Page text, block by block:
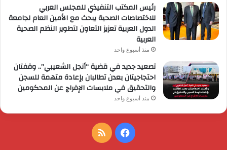
رئيس المكتب التنفيذي للمجلس العربي
للاختصاصات الصحية يبحث مع الأمين العام لجامعة
الدول العربية تعزيز التعاون لتطوير النظم الصحية
العربية
منذ أسبوع واحد
تصعيد جديد في قضية “أنجل الشعيبي”.. وقفتان
احتجاجيتان بعدن تطالبان بإعادة متهمة للسجن
والتحقيق في ملابسات الإفراج عن المحكومين
منذ أسبوع واحد
فيسبوكملخص